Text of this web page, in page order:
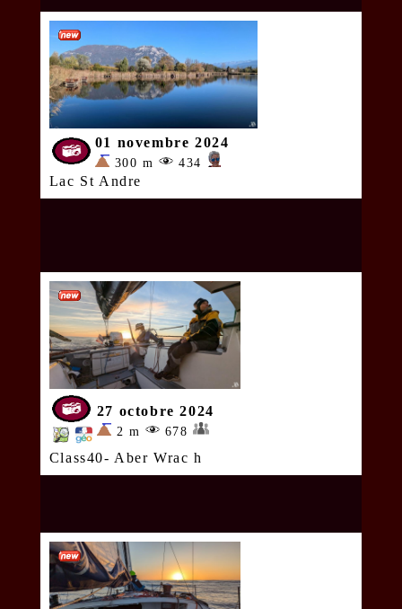
01 novembre 2024
300 m 434
Lac St Andre
27 octobre 2024
2 m 678
Class40- Aber Wrac h